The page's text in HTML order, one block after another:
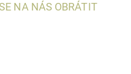
NA NÁS OBRÁTIT